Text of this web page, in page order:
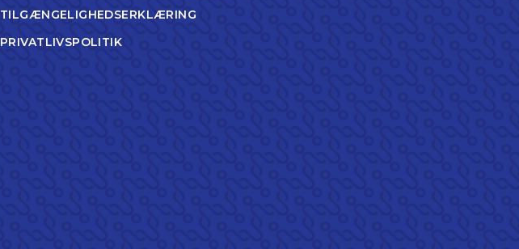
TILGÆNGELIGHEDSERKLÆRING
PRIVATLIVSPOLITIK